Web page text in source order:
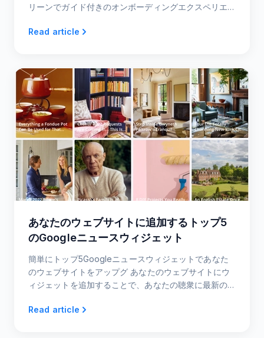
リーンでガイド付きのオンボーディングエクスペリエ
Read article
あなたのウェブサイトに追加するトップ5
のGoogleニュースウィジェット
簡単にトップ5Googleニュースウィジェットであなた
のウェブサイトをアップグ あなたのウェブサイトにウ
ィジェットを追加することで、あなたの聴衆に最新の
Read article